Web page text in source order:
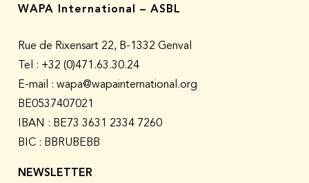
WAPA International – ASBL
Rue de Rixensart 22, B-1332 Genval
Tel : +32 (0)471.63.30.24
E-mail : wapa@wapainternational.org
BE0537407021
IBAN : BE73 3631 2334 7260
BIC : BBRUBEBB
NEWSLETTER